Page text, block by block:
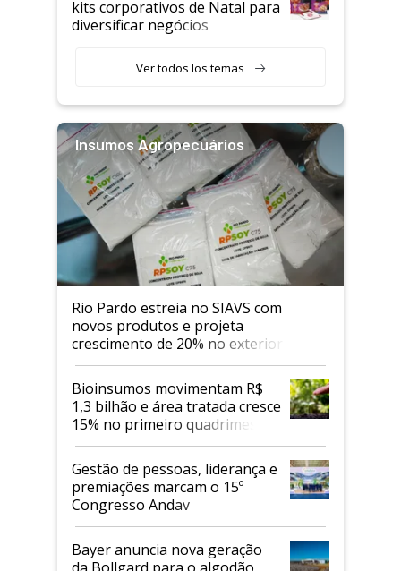
kits corporativos de Natal para
diversificar negócios
Ver todos los temas
Insumos Agropecuários
Rio Pardo estreia no SIAVS com
novos produtos e projeta
crescimento de 20% no exterior
Bioinsumos movimentam R$
1,3 bilhão e área tratada cresce
15% no primeiro quadrimestre
de 2026
Gestão de pessoas, liderança e
premiações marcam o 15º
Congresso Andav
Bayer anuncia nova geração